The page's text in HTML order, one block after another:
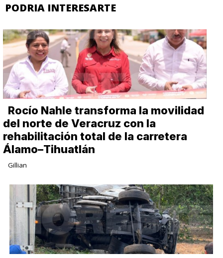
PODRIA INTERESARTE
Rocío Nahle transforma la movilidad
del norte de Veracruz con la
rehabilitación total de la carretera
Álamo–Tihuatlán
Gillian